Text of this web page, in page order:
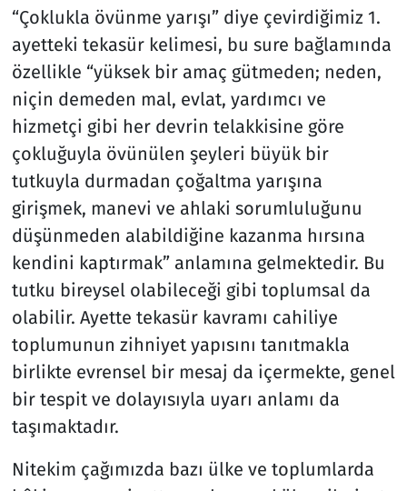
“Çoklukla övünme yarışı” diye çevirdiğimiz 1.
ayetteki tekasür kelimesi, bu sure bağlamında
özellikle “yüksek bir amaç gütmeden; neden,
niçin demeden mal, evlat, yardımcı ve
hizmetçi gibi her devrin telakkisine göre
çokluğuyla övünülen şeyleri büyük bir
tutkuyla durmadan çoğaltma yarışına
girişmek, manevi ve ahlaki sorumluluğunu
düşünmeden alabildiğine kazanma hırsına
kendini kaptırmak” anlamına gelmektedir. Bu
tutku bireysel olabileceği gibi toplumsal da
olabilir. Ayette tekasür kavramı cahiliye
toplumunun zihniyet yapısını tanıtmakla
birlikte evrensel bir mesaj da içermekte, genel
bir tespit ve dolayısıyla uyarı anlamı da
taşımaktadır.
Nitekim çağımızda bazı ülke ve toplumlarda